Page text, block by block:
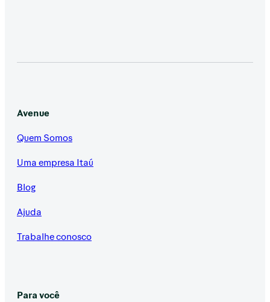
Avenue
Quem Somos
Uma empresa Itaú
Blog
Ajuda
Trabalhe conosco
Para você